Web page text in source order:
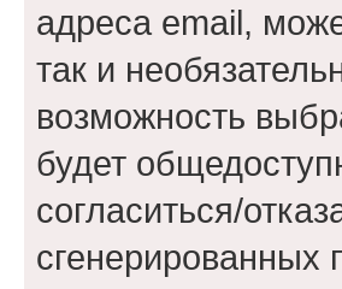
адреса email,
так и
возможность
будет
согласиться/